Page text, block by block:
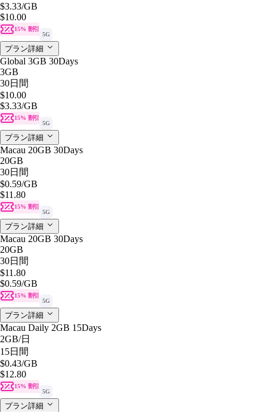
$3.33/GB
$10.00
15% 割引
5G
プラン詳細
Global 3GB 30Days
3GB
30日間
$10.00
$3.33/GB
15% 割引
5G
プラン詳細
Macau 20GB 30Days
20GB
30日間
$0.59/GB
$11.80
15% 割引
5G
プラン詳細
Macau 20GB 30Days
20GB
30日間
$11.80
$0.59/GB
15% 割引
5G
プラン詳細
Macau Daily 2GB 15Days
2GB/日
15日間
$0.43/GB
$12.80
15% 割引
5G
プラン詳細